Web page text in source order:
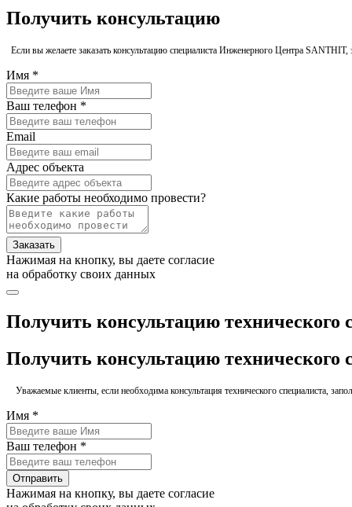
Получить консультацию
Если вы желаете заказать консультацию специалиста Инженерного Центра
Имя *
Ваш телефон *
Email
Адрес объекта
Какие работы необходимо провести?
Заказать
Нажимая на кнопку, вы даете согласие
на обработку своих данных
Получить консультацию технического
Получить консультацию технического
Уважаемые клиенты, если необходима консультация технического специалиста,
Имя *
Ваш телефон *
Отправить
Нажимая на кнопку, вы даете согласие